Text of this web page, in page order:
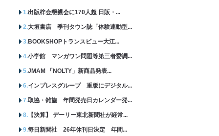
出版梓会懇親会に170人超 日販・...
大垣書店 季刊タウン誌「体験連動型...
BOOKSHOPトランスビュー大江...
小学館 マンガワン問題等第三者委調...
JMAM 「NOLTY」新商品発表...
インプレスグループ 重版にデジタル...
取協・雑協 年間発売日カレンダー発...
【決算】 デーリー東北新聞社が経常...
毎日新聞社 26年休刊日決定 年間...